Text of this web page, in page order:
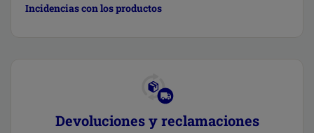
Incidencias con los productos
Devoluciones y reclamaciones